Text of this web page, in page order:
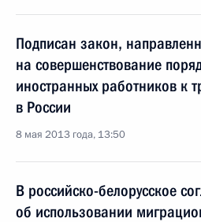
Подписан закон,
на совершенствование
иностранных работников к
в России
8 мая 2013 года, 13:50
В российско-белорусское
об использовании